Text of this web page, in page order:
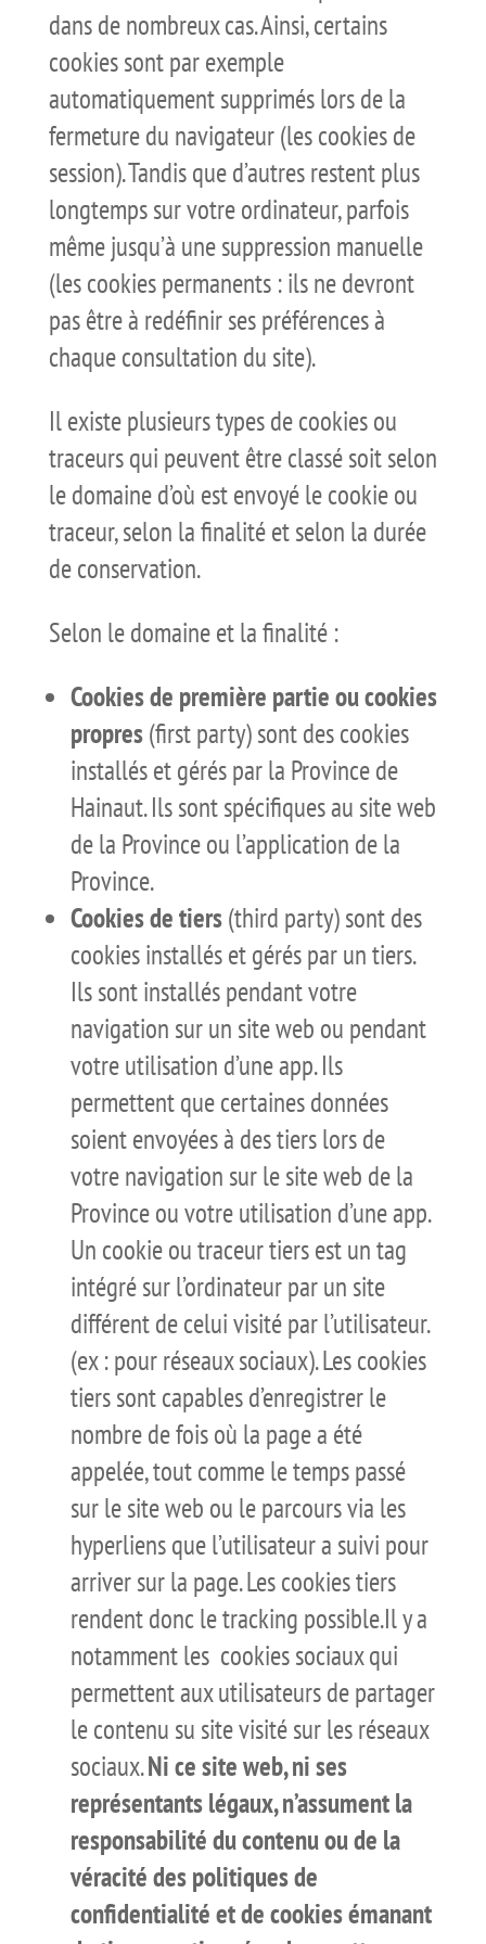
dans de nombreux cas. Ainsi, certains
cookies sont par exemple
automatiquement supprimés lors de la
fermeture du navigateur (les cookies de
session). Tandis que d’autres restent plus
longtemps sur votre ordinateur, parfois
même jusqu’à une suppression manuelle
(les cookies permanents : ils ne devront
pas être à redéfinir ses préférences à
chaque consultation du site).
Il existe plusieurs types de cookies ou
traceurs qui peuvent être classé soit selon
le domaine d’où est envoyé le cookie ou
traceur, selon la finalité et selon la durée
de conservation.
Selon le domaine et la finalité :
Cookies de première partie ou cookies
propres(first party) sont des cookies
installés et gérés par la Province de
Hainaut. Ils sont spécifiques au site web
de la Province ou l’application de la
Province.
Cookies de tiers(third party) sont des
cookies installés et gérés par un tiers.
Ils sont installés pendant votre
navigation sur un site web ou pendant
votre utilisation d’une app. Ils
permettent que certaines données
soient envoyées à des tiers lors de
votre navigation sur le site web de la
Province ou votre utilisation d’une app.
Un cookie ou traceur tiers est un tag
intégré sur l’ordinateur par un site
différent de celui visité par l’utilisateur.
(ex : pour réseaux sociaux). Les cookies
tiers sont capables d’enregistrer le
nombre de fois où la page a été
appelée, tout comme le temps passé
sur le site web ou le parcours via les
hyperliens que l’utilisateur a suivi pour
arriver sur la page. Les cookies tiers
rendent donc le tracking possible.Il y a
notamment les cookies sociaux qui
permettent aux utilisateurs de partager
le contenu su site visité sur les réseaux
sociaux.Ni ce site web, ni ses
représentants légaux, n’assument la
responsabilité du contenu ou de la
véracité des politiques de
confidentialité et de cookies émanant